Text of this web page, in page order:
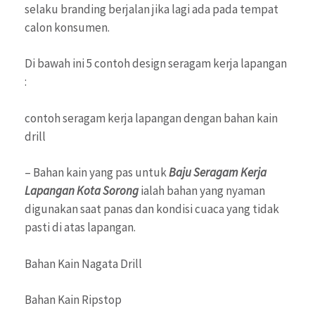
selaku branding berjalan jika lagi ada pada tempat
calon konsumen.
Di bawah ini 5 contoh design seragam kerja lapangan
:
contoh seragam kerja lapangan dengan bahan kain
drill
– Bahan kain yang pas untukBaju Seragam Kerja
Lapangan Kota Sorongialah bahan yang nyaman
digunakan saat panas dan kondisi cuaca yang tidak
pasti di atas lapangan.
Bahan Kain Nagata Drill
Bahan Kain Ripstop